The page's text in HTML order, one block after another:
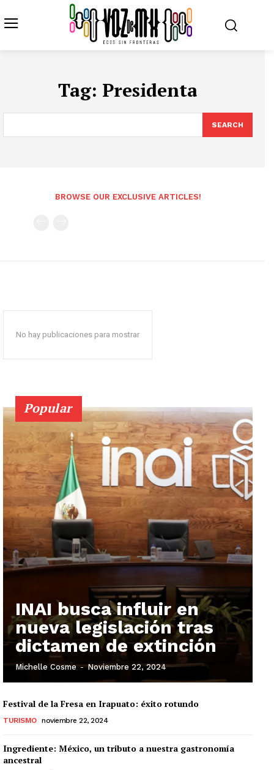
Tag: Presidenta
SEARCH
BROWSE OUR EXCLUSIVE ARTICLES!
No hay publicaciones para mostrar
Popular
INAI busca influir en
nueva legislación tras
dictamen de extinción
Michelle Cosme - Noviembre 22, 2024
Festival de la Fresa en Irapuato: éxito rotundo
TURISMO noviembre 22, 2024
Ingrediente: México, un tributo a nuestra gastronomía
ancestral